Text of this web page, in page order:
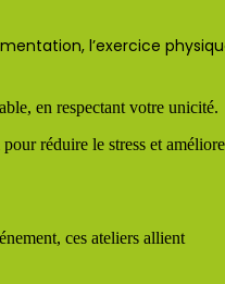
l’exercice
en respectant votre unicité.
réduire le stress et
ces ateliers allient